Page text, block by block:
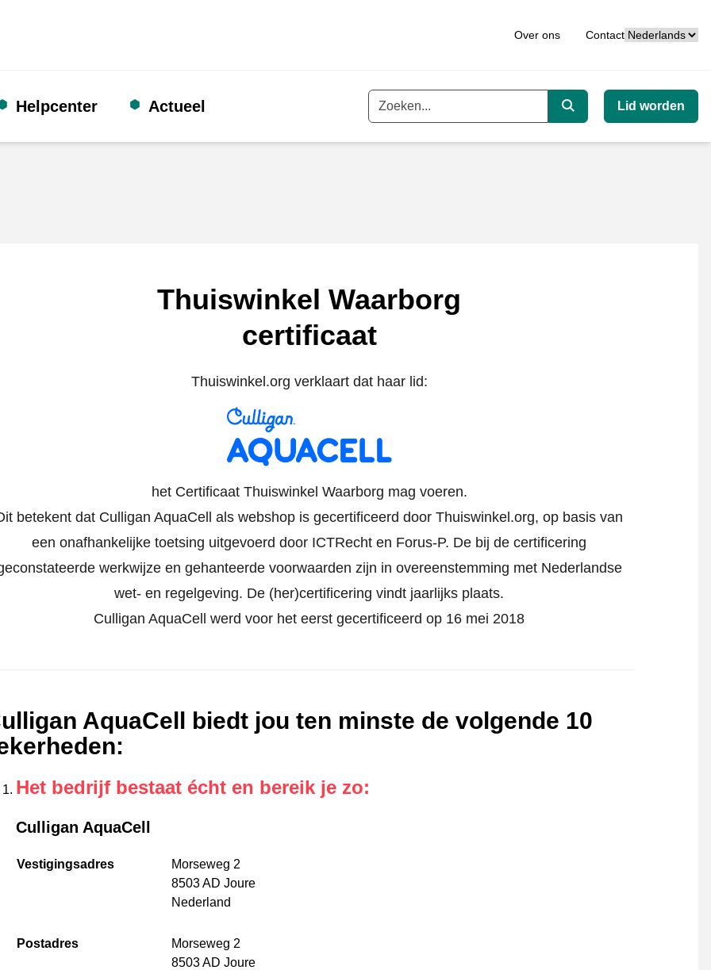
Over ons ContactTaal
Helpcenter Actueel Trefwoord
Zoeken
Lid worden
Thuiswinkel Waarborg
certificaat
Thuiswinkel.org verklaart dat haar lid:
het Certificaat Thuiswinkel Waarborg mag voeren.
betekent dat Culligan AquaCell als webshop is gecertificeerd door Thuiswinkel.org, op basis van
een onafhankelijke toetsing uitgevoerd door ICTRecht en Forus-P. De bij de certificering
werkwijze en gehanteerde voorwaarden zijn in overeenstemming met Nederlandse
wet- en regelgeving. De (her)certificering vindt jaarlijks plaats.
Culligan AquaCell werd voor het eerst gecertificeerd op 16 mei 2018
AquaCell biedt jou ten minste de volgende 10
:
Het bedrijf bestaat écht en bereik je zo:
Culligan AquaCell
Vestigingsadres
Morseweg 2
8503 AD Joure
Nederland
Postadres
Morseweg 2
8503 AD Joure